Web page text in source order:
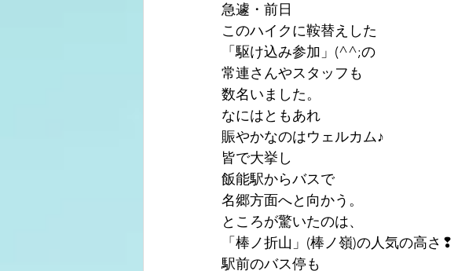
急遽・前日
このハイクに鞍替えした
「駆け込み参加」(^^;の
常連さんやスタッフも
数名いました。
なにはともあれ
賑やかなのはウェルカム♪
皆で大挙し
飯能駅からバスで
名郷方面へと向かう。
ところが驚いたのは、
「棒ノ折山」(棒ノ嶺)の人気の高さ❢
駅前のバス停も